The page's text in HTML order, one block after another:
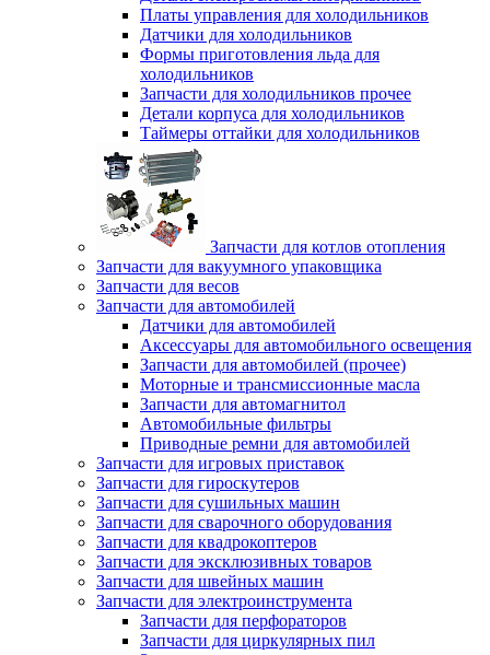
Платы управления для холодильников
Датчики для холодильников
Формы приготовления льда для
холодильников
Запчасти для холодильников прочее
Детали корпуса для холодильников
Таймеры оттайки для холодильников
Запчасти для котлов отопления
Запчасти для вакуумного упаковщика
Запчасти для весов
Запчасти для автомобилей
Датчики для автомобилей
Аксессуары для автомобильного освещения
Запчасти для автомобилей (прочее)
Моторные и трансмиссионные масла
Запчасти для автомагнитол
Автомобильные фильтры
Приводные ремни для автомобилей
Запчасти для игровых приставок
Запчасти для гироскутеров
Запчасти для сушильных машин
Запчасти для сварочного оборудования
Запчасти для квадрокоптеров
Запчасти для эксклюзивных товаров
Запчасти для швейных машин
Запчасти для электроинструмента
Запчасти для перфораторов
Запчасти для циркулярных пил